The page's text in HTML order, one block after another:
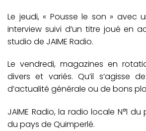
Le jeudi, « Pousse le son » avec
interview suivi d’un titre joué en
studio de JAIME Radio.
Le vendredi, magazines en
divers et variés. Qu’il s’agisse
d’actualité générale ou de bons
JAIME Radio, la radio locale N°1
du pays de Quimperlé.